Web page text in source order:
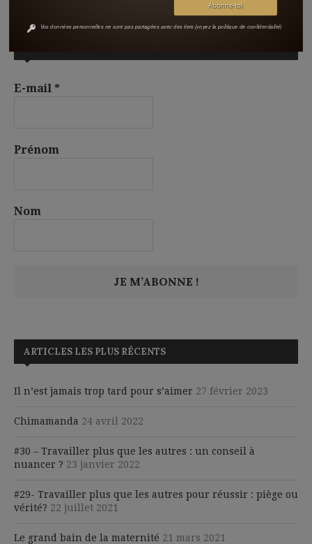
E-mail *
Prénom
Nom
ARTICLES LES PLUS RÉCENTS
Il n’est jamais trop tard pour s’aimer 27 février 2023
Chimamanda 24 avril 2022
#30 – Travailler plus que les autres : un conseil à
nuancer ? 23 janvier 2022
#29- Travailler plus que les autres pour réussir : piège ou
vérité? 22 juillet 2021
Le grand bain de la maternité 21 mars 2021
Vos données personnelles ne sont pas partagées avec des tiers (voyez la politique de confidentialité)